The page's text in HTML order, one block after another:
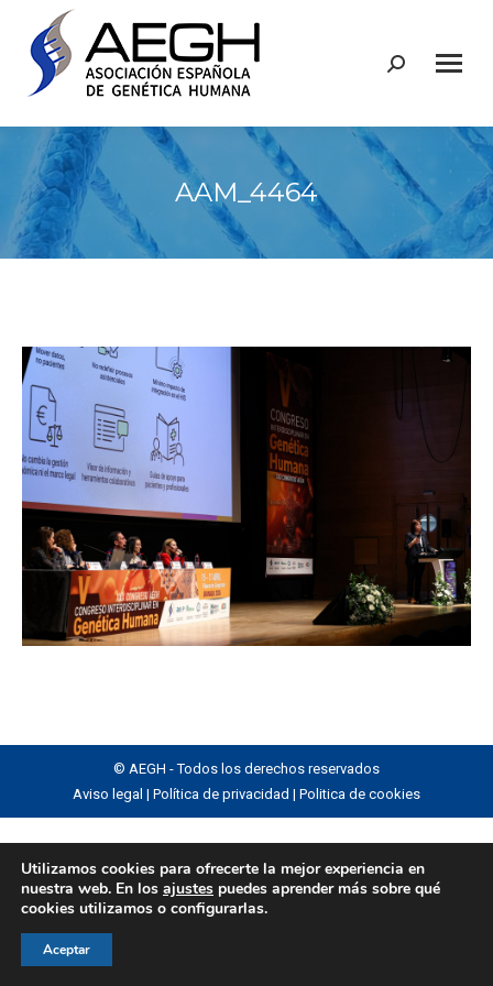
Buscar:
AAM_4464
© AEGH - Todos los derechos reservados
Aviso legal | Política de privacidad | Politica de cookies
Utilizamos cookies para ofrecerte la mejor experiencia en
nuestra web. En los ajustes puedes aprender más sobre qué
cookies utilizamos o configurarlas.
Aceptar